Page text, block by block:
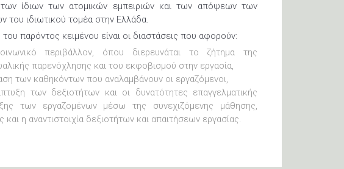
ίδιων των ατομικών εμπειριών και των απόψεων των
του ιδιωτικού τομέα στην Ελλάδα.
του παρόντος κειμένου είναι οι διαστάσεις που αφορούν:
περιβάλλον, όπου διερευνάται το ζήτημα της
παρενόχλησης και του εκφοβισμού στην εργασία,
των καθηκόντων που αναλαμβάνουν οι εργαζόμενοι,
των δεξιοτήτων και οι δυνατότητες επαγγελματικής
των εργαζομένων μέσω της συνεχιζόμενης μάθησης,
και η αναντιστοιχία δεξιοτήτων και απαιτήσεων εργασίας.